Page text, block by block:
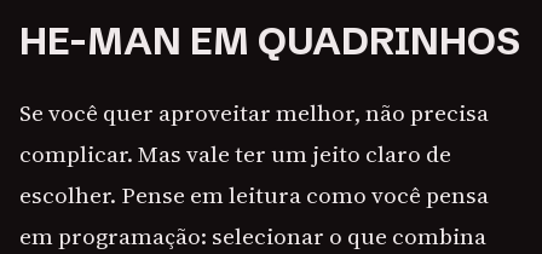
HE-MAN EM QUADRINHOS
Se você quer aproveitar melhor, não precisa
complicar. Mas vale ter um jeito claro de
escolher. Pense em leitura como você pensa
em programação: selecionar o que combina